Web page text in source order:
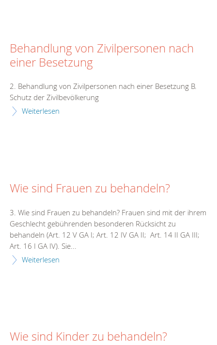
Behandlung von Zivilpersonen nach
einer Besetzung
2. Behandlung von Zivilpersonen nach einer Besetzung B.
Schutz der Zivilbevölkerung
Weiterlesen
Wie sind Frauen zu behandeln?
3. Wie sind Frauen zu behandeln? Frauen sind mit der ihrem
Geschlecht gebührenden besonderen Rücksicht zu
behandeln (Art. 12 V GA I; Art. 12 IV GA II; Art. 14 II GA III;
Art. 16 I GA IV). Sie...
Weiterlesen
Wie sind Kinder zu behandeln?